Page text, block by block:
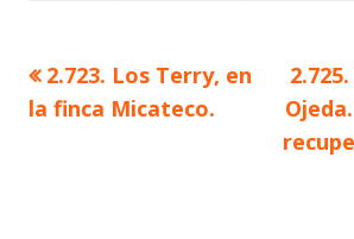
Navegación
Artículo
anterior
2.723. Los Terry, en
la finca Micateco.